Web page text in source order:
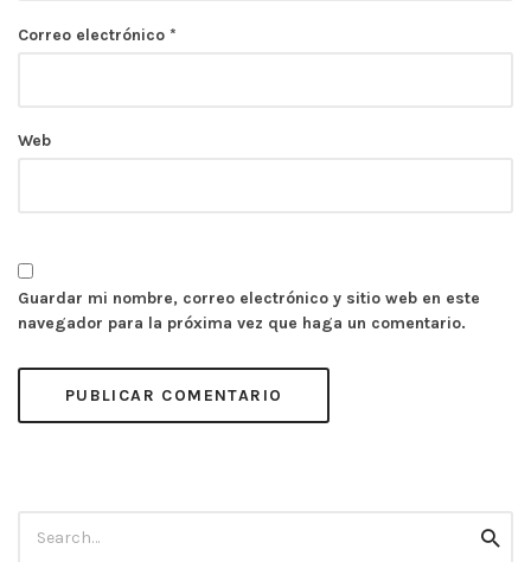
Correo electrónico *
Web
Guardar mi nombre, correo electrónico y sitio web en este
navegador para la próxima vez que haga un comentario.
for: